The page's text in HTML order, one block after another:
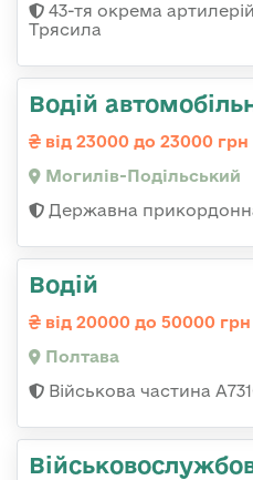
43-тя окрема
Трясила
Водій
від 23000 до 23000 грн
Могилів-Подільський
Державна
Водій
від 20000 до 50000 грн
Полтава
Військова частина